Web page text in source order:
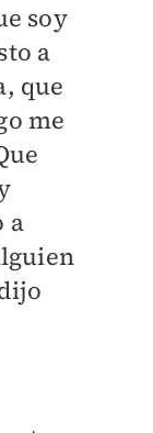
soy
a
que
me
a